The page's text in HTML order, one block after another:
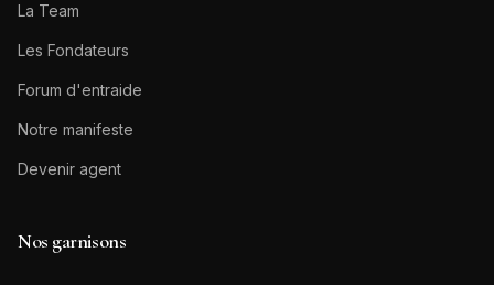
La Team
Les Fondateurs
Forum d'entraide
Notre manifeste
Devenir agent
Nos garnisons